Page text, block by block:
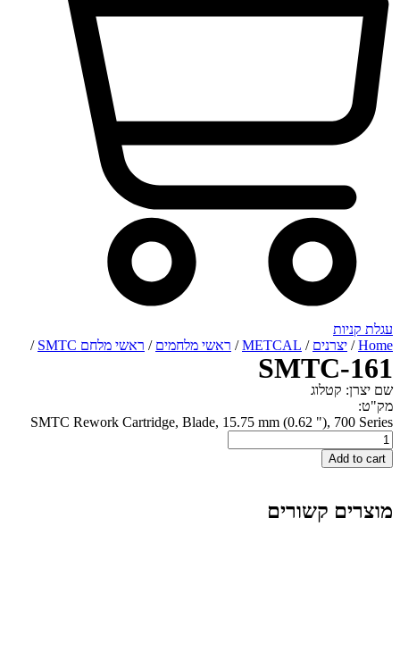
/
METCAL
/ראשי מלחמים/ראשי מלחם SMTC /
SMTC Rework Cartridge, Blade, 15.75 mm (0.62 "),
קשורים